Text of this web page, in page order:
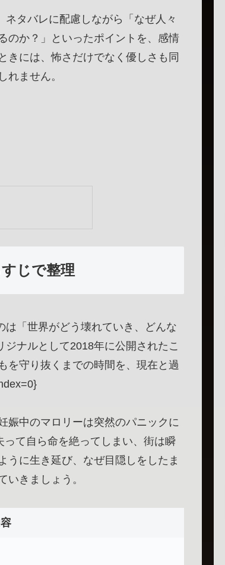
タバレに配慮しながら「なぜ人々
のか？」といったポイントを、感情
きには、怖さだけでなく優しさも同
れません。
じで整理
「世界がどう壊れていき、どんな
ナルとして2018年に公開されたこ
を守り抜くまでの時間を、現在と過
娠中のマロリーは突然のパニックに
って自ら命を絶ってしまい、街は瞬
うに生き延び、なぜ目隠しをしたま
いきましょう。